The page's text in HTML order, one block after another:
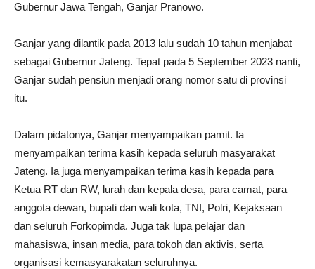
Gubernur Jawa Tengah, Ganjar Pranowo.
Ganjar yang dilantik pada 2013 lalu sudah 10 tahun menjabat
sebagai Gubernur Jateng. Tepat pada 5 September 2023 nanti,
Ganjar sudah pensiun menjadi orang nomor satu di provinsi
itu.
Dalam pidatonya, Ganjar menyampaikan pamit. Ia
menyampaikan terima kasih kepada seluruh masyarakat
Jateng. Ia juga menyampaikan terima kasih kepada para
Ketua RT dan RW, lurah dan kepala desa, para camat, para
anggota dewan, bupati dan wali kota, TNI, Polri, Kejaksaan
dan seluruh Forkopimda. Juga tak lupa pelajar dan
mahasiswa, insan media, para tokoh dan aktivis, serta
organisasi kemasyarakatan seluruhnya.